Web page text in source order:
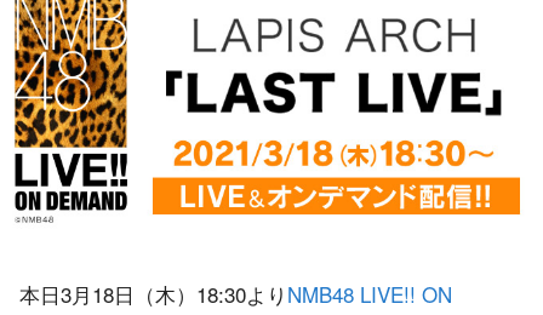
本日3月18日（木）18:30より NMB48 LIVE!! ON